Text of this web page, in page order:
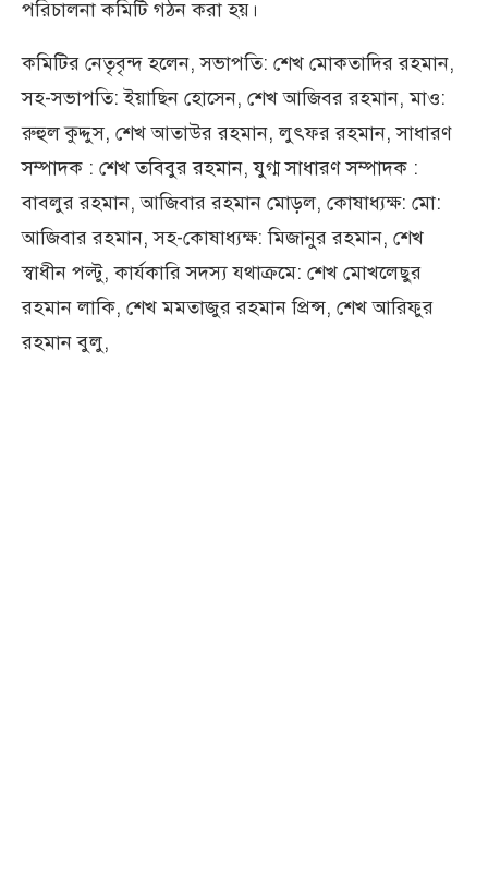
পরিচালনা কমিটি গঠন করা হয়।
কমিটির নেতৃবৃন্দ হলেন, সভাপতি: শেখ মোকতাদির রহমান,
সহ-সভাপতি: ইয়াছিন হোসেন, শেখ আজিবর রহমান, মাও:
রুহুল কুদ্দুস, শেখ আতাউর রহমান, লুৎফর রহমান, সাধারণ
সম্পাদক : শেখ তবিবুর রহমান, যুগ্ম সাধারণ সম্পাদক :
বাবলুর রহমান, আজিবার রহমান মোড়ল, কোষাধ্যক্ষ: মো:
আজিবার রহমান, সহ-কোষাধ্যক্ষ: মিজানুর রহমান, শেখ
স্বাধীন পল্টু, কার্যকারি সদস্য যথাক্রমে: শেখ মোখলেছুর
রহমান লাকি, শেখ মমতাজুর রহমান প্রিন্স, শেখ আরিফুর
রহমান বুলু,